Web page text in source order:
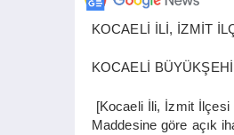
KOCAELİ İLİ, İZMİT
KOCAELİ
[Kocaeli İli, İzmit İlçesi
Maddesine göre açık